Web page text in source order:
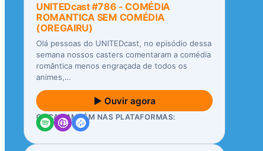
UNITEDcast #786 - COMÉDIA
ROMANTICA SEM COMÉDIA
(OREGAIRU)
Olá pessoas do UNITEDcast, no episódio dessa
semana nossos casters comentaram a comédia
romântica menos engraçada de todos os
animes,…
▶ Ouvir agora
OUÇA TAMBÉM NAS PLATAFORMAS: